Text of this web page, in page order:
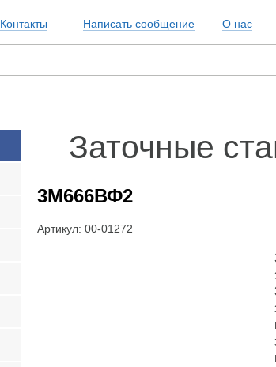
Контакты Написать сообщение О нас
Заточные
3М666ВФ2
Артикул: 00-01272